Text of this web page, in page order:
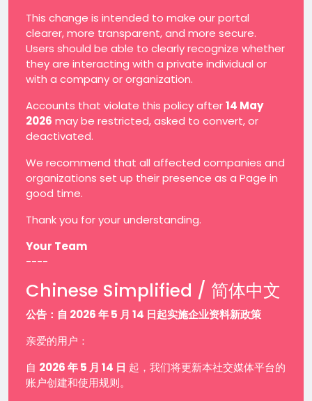
This change is intended to make our portal
clearer, more transparent, and more secure.
Users should be able to clearly recognize whether
they are interacting with a private individual or
with a company or organization.
Accounts that violate this policy after14 May
2026 may be restricted, asked to convert, or
deactivated.
We recommend that all affected companies and
organizations set up their presence as a Page in
good time.
Thank you for your understanding.
Your Team
----
Chinese Simplified / 简体中文
公告：自 2026 年 5 月 14 日起实施企业资料新政策
亲爱的用户：
自 2026 年 5 月 14 日 起，我们将更新本社交媒体平台的
账户创建和使用规则。